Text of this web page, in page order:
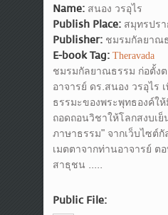
Name: สนอง วรอุไร
Publish Place: สมุทรปรา
Publisher: ชมรมกัลยาณ
E-book Tag: Theravada
ชมรมกัลยาณธรรม ก่อตั้ง
อาจารย์ ดร.สนอง วรอุไร
ธรรมะของพระพุทธองค์ใ
ถอดถอนวิชาให้โลกสงบเ
ภาษาธรรม" จากเว็บไซต์
เมตตาจากท่านอาจารย์
สาธุชน .....
Public File: